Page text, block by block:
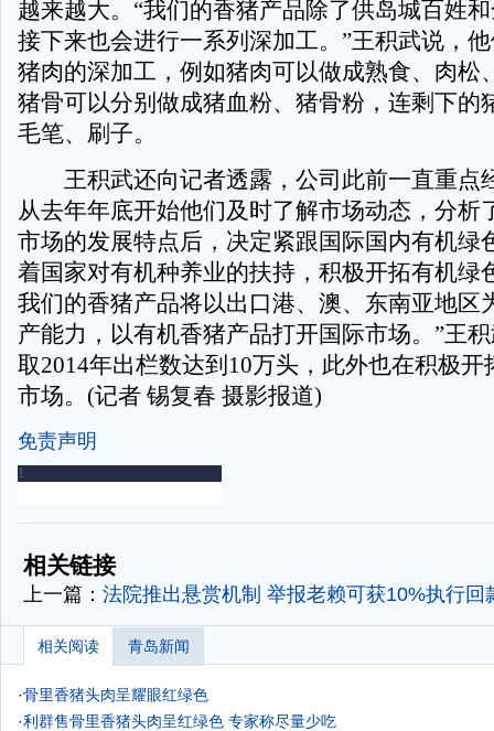
越来越大。“我们的香猪产品除了供岛城百姓
接下来也会进行一系列深加工。”王积武说，
猪肉的深加工，例如猪肉可以做成熟食、肉松
猪骨可以分别做成猪血粉、猪骨粉，连剩下的
毛笔、刷子。
王积武还向记者透露，公司此前一直重点
从去年年底开始他们及时了解市场动态，分析
市场的发展特点后，决定紧跟国际国内有机绿
着国家对有机种养业的扶持，积极开拓有机绿
我们的香猪产品将以出口港、澳、东南亚地区
产能力，以有机香猪产品打开国际市场。”王
取2014年出栏数达到10万头，此外也在积极开
市场。(记者 锡复春 摄影报道)
免责声明
-
相关链接
上一篇： 法院推出悬赏机制 举报老赖可获10%执行回
相关阅读 青岛新闻
·骨里香猪头肉呈耀眼红绿色
·利群售骨里香猪头肉呈红绿色 专家称尽量少吃